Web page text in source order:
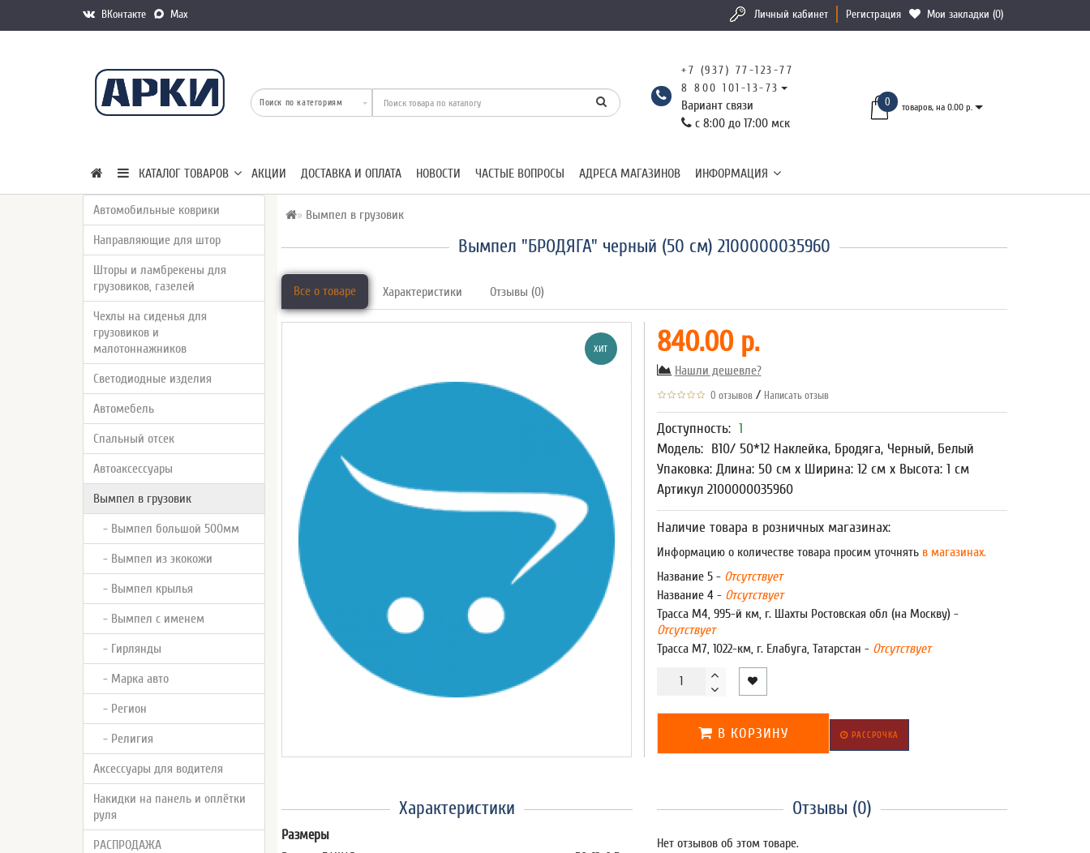
ВКонтакте Max Личный кабинет Регистрация Мои закладки (0)
+7 (937) 77-123-77
8 800 101-13-73
Вариант связи
с 8:00 до 17:00 мск
0 товаров, на 0.00 р.
КАТАЛОГ ТОВАРОВ АКЦИИ ДОСТАВКА И ОПЛАТА НОВОСТИ ЧАСТЫЕ ВОПРОСЫ АДРЕСА МАГАЗИНОВ ИНФОРМАЦИЯ
Автомобильные коврики
Направляющие для штор
Шторы и ламбрекены для
грузовиков, газелей
Чехлы на сиденья для
грузовиков и
малотоннажников
Светодиодные изделия
Автомебель
Спальный отсек
Автоаксессуары
Вымпел в грузовик
- Вымпел большой 500мм
- Вымпел из экокожи
- Вымпел крылья
- Вымпел с именем
- Гирлянды
- Марка авто
- Регион
- Религия
Аксессуары для водителя
Накидки на панель и оплётки
руля
РАСПРОДАЖА
Вымпел в грузовик
Вымпел "БРОДЯГА" черный (50 см) 2100000035960
Все о товаре Характеристики Отзывы (0)
ХИТ 840.00 р.
Нашли дешевле?
0 отзывов / Написать отзыв
Доступность: 1
Модель: В10/ 50*12 Наклейка, Бродяга, Черный, Белый
Упаковка: Длина: 50 см x Ширина: 12 см x Высота: 1 см
Артикул 2100000035960
Наличие товара в розничных магазинах:
Информацию о количестве товара просим уточнятьв магазинах.
Название 5 - Отсутствует
Название 4 - Отсутствует
Трасса М4, 995-й км, г. Шахты Ростовская обл (на Москву) -
Отсутствует
Трасса М7, 1022-км, г. Елабуга, Татарстан - Отсутствует
В КОРЗИНУ РАССРОЧКА
Характеристики
Размеры
Отзывы (0)
Нет отзывов об этом товаре.